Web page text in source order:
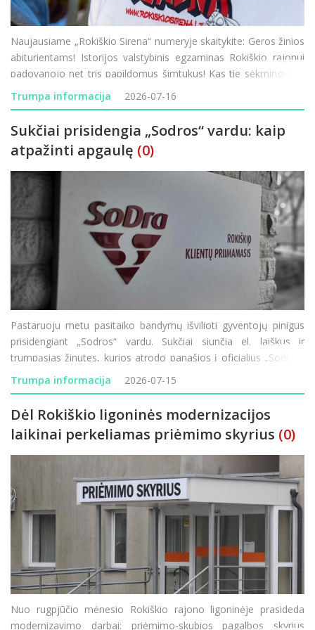
Naujausiame „Rokiškio Sirena“ numeryje skaitykite: Geros žinios
abiturientams! Istorijos valstybinis egzaminas Rokiškio rajonui
padovanojo net tris papildomus šimtukus! Kas tie sėkmingieji ir
kaip sekėsi kitiems mūsų krašto moksleiviams? Mados
naujienos mi
Trumpa informacija 2026-07-16
Sukčiai prisidengia „Sodros“ vardu: kaip
atpažinti apgaulę (0)
Pastaruoju metu pasitaiko bandymų išvilioti gyventojų pinigus
prisidengiant „Sodros“ vardu. Sukčiai siunčia el. laiškus ir
trumpąsias žinutes, kurios atrodo panašios į oficialius „Sodros“
pranešimus, tačiau jų tikslas – atskleisti prisijungim
Trumpa informacija 2026-07-15
Dėl Rokiškio ligoninės modernizacijos
laikinai perkeliamas priėmimo skyrius (0)
Nuo rugpjūčio mėnesio Rokiškio rajono ligoninėje prasideda
modernizavimo darbai: priėmimo-skubios pagalbos skyrius